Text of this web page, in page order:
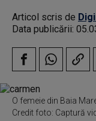
Articol scris de
Data publicării:
O femeie din Baia
Credit foto: Captură